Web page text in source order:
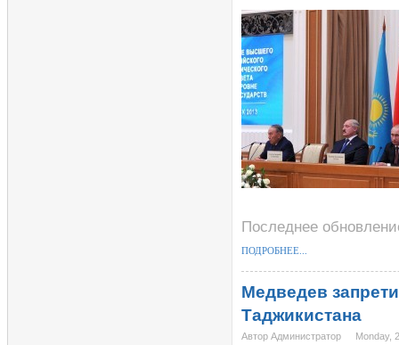
Последнее
ПОДРОБНЕЕ...
Медведев
Таджикистана
Автор Администратор Monday,